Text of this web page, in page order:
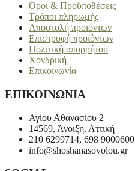
Όροι & Προϋποθέσεις
Τρόποι πληρωμής
Αποστολή προϊόντων
Επιστροφή προϊόντων
Πολιτική απορρήτου
Χονδρική
Επικοινωνία
ΕΠΙΚΟΙΝΩΝΙΑ
Αγίου Αθανασίου 2
14569, Άνοιξη, Αττική
210 6299714, 698 9000600
info@shoshanasovolou.gr